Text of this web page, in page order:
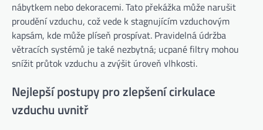
nábytkem nebo dekoracemi. Tato překážka může narušit
proudění vzduchu, což vede k stagnujícím vzduchovým
kapsám, kde může plíseň prospívat. Pravidelná údržba
větracích systémů je také nezbytná; ucpané filtry mohou
snížit průtok vzduchu a zvýšit úroveň vlhkosti.
Nejlepší postupy pro zlepšení cirkulace
vzduchu uvnitř